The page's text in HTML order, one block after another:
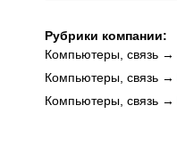
Рубрики компании:
Компьютеры, связь →
Компьютеры, связь →
Компьютеры, связь →